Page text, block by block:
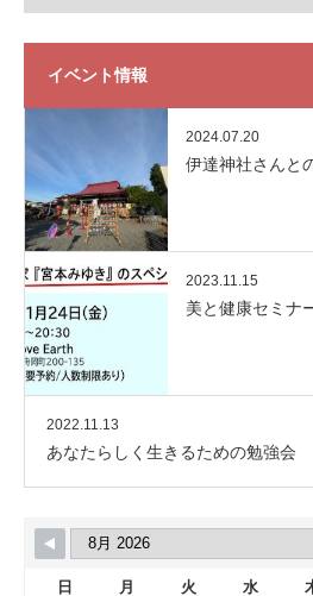
イベント情報
2024.07.20
伊達神社さんと
2023.11.15
美と健康セミナ
2022.11.13
あなたらしく生きるための勉強会
日 月 火 水